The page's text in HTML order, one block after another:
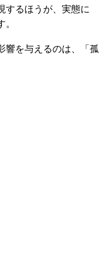
するほうが、実態に
響を与えるのは、「孤